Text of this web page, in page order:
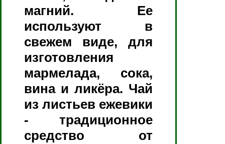
магний. Ее
используют в
свежем виде, для
изготовления
мармелада, сока,
вина и ликёра. Чай
из листьев ежевики
- традиционное
средство от